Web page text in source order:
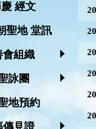
經文
聖地 堂訊
會組織
詠團
地預約